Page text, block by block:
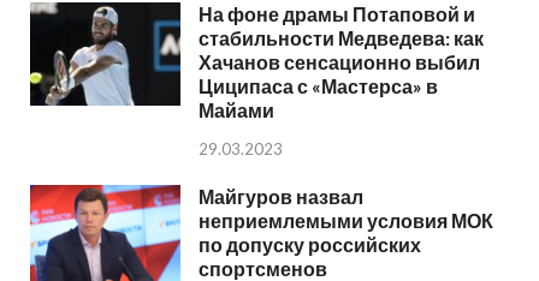
На фоне драмы Потаповой и
стабильности Медведева: как
Хачанов сенсационно выбил
Циципаса с «Мастерса» в
Майами
29.03.2023
Майгуров назвал
неприемлемыми условия МОК
по допуску российских
спортсменов